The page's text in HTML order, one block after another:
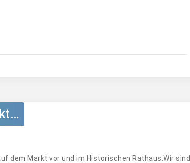
dem Markt vor und im Historischen Rathaus.Wir sind